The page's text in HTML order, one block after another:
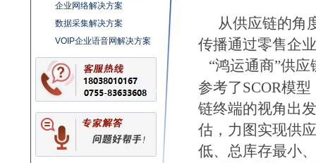
企业网络解决方案
数据采集解决方案
VOIP企业语音网解决方案
从供应链的角
传播通过零售企
“鸿运通商”供应
参考了SCOR模
链终端的视角出
估，力图实现供
低、总库存最小